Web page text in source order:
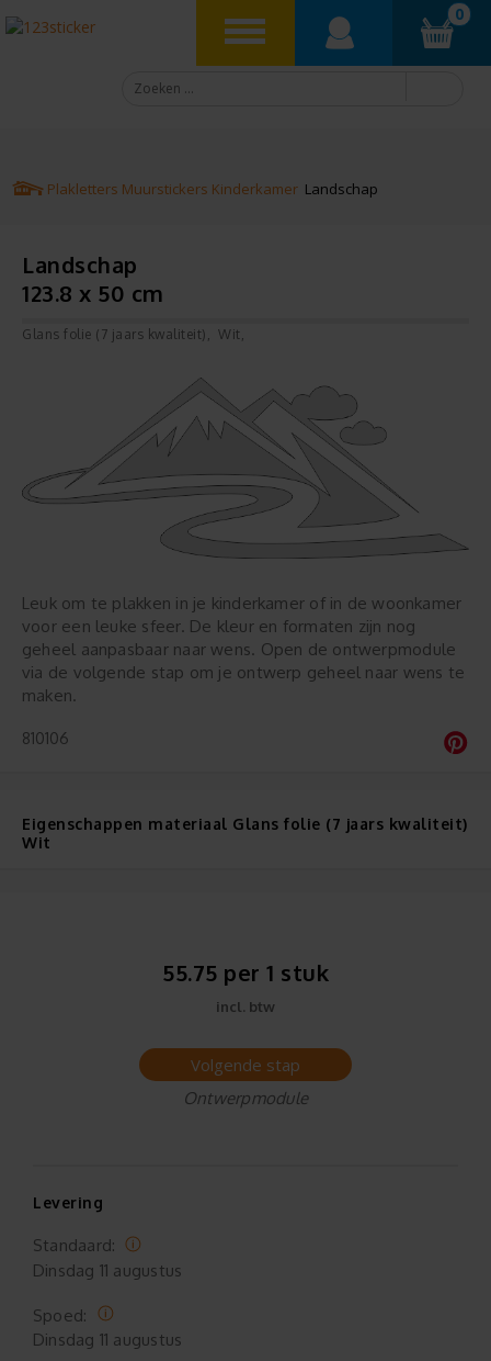
0
Plakletters Muurstickers Kinderkamer Landschap
Landschap
123.8 x 50 cm
Glans folie (7 jaars kwaliteit) Wit
Leuk om te plakken in je kinderkamer of in de woonkamer
voor een leuke sfeer. De kleur en formaten zijn nog
geheel aanpasbaar naar wens. Open de ontwerpmodule
via de volgende stap om je ontwerp geheel naar wens te
maken.
810106
Eigenschappen materiaal Glans folie (7 jaars kwaliteit)
Wit
55.75 per 1 stuk
incl. btw
Volgende stap
Ontwerpmodule
Levering
Standaard:
Dinsdag 11 augustus
Spoed:
Dinsdag 11 augustus